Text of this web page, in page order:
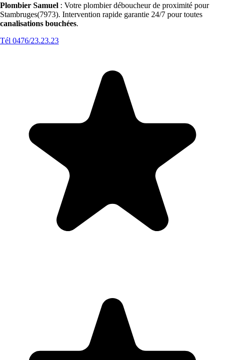
Plombier Samuel : Votre plombier déboucheur de proximité pour
Stambruges(7973). Intervention rapide garantie 24/7 pour toutes
canalisations bouchées.
Tél 0476/23.23.23